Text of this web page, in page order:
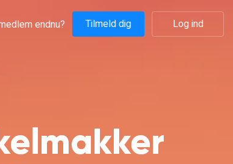
endnu? Tilmeld dig Log ind